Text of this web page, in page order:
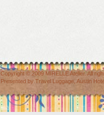
Copyright © 2009 MIRELLE Atelier. All
Presented by Travel Luggage Austin